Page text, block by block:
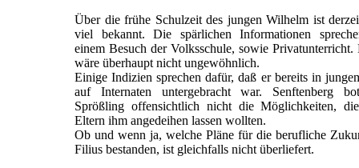
Über die frühe Schulzeit des jungen Wilhelm ist
viel bekannt. Die spärlichen Informationen
einem Besuch der Volksschule, sowie Privatunterricht.
wäre überhaupt nicht ungewöhnlich.
Einige Indizien sprechen dafür, daß er bereits in
auf Internaten untergebracht war. Senftenberg
Sprößling offensichtlich nicht die Möglichkeiten,
Eltern ihm angedeihen lassen wollten.
Ob und wenn ja, welche Pläne für die berufliche
Filius bestanden, ist gleichfalls nicht überliefert.